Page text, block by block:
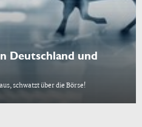
Deutschland und
schwatzt über die Börse!